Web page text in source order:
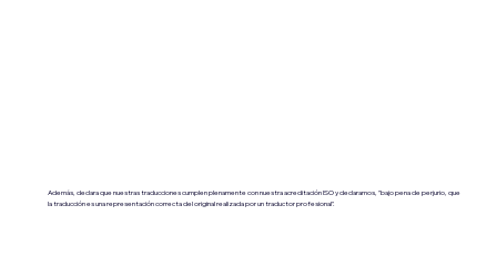
Además, declara que nuestras traducciones cumplen plenamente con nuestra acreditación ISO y declaramos, "bajo pena de perjurio, que
la traducción es una representación correcta del original realizada por un traductor profesional".